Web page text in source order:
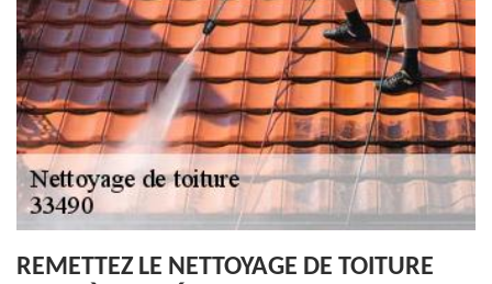
REMETTEZ LE NETTOYAGE DE TOITURE